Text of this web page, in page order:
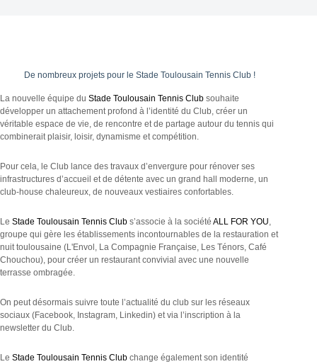
De nombreux projets pour le Stade Toulousain Tennis Club !
La nouvelle équipe du Stade Toulousain Tennis Club souhaite
développer un attachement profond à l’identité du Club, créer un
véritable espace de vie, de rencontre et de partage autour du tennis qui
combinerait plaisir, loisir, dynamisme et compétition.
Pour cela, le Club lance des travaux d’envergure pour rénover ses
infrastructures d’accueil et de détente avec un grand hall moderne, un
club-house chaleureux, de nouveaux vestiaires confortables.
Le Stade Toulousain Tennis Club s’associe à la société ALL FOR YOU
groupe qui gère les établissements incontournables de la restauration et
nuit toulousaine (L'Envol, La Compagnie Française, Les Ténors, Café
Chouchou), pour créer un restaurant convivial avec une nouvelle
terrasse ombragée.
On peut désormais suivre toute l’actualité du club sur les réseaux
sociaux (Facebook, Instagram, Linkedin) et via l’inscription à la
newsletter du Club.
Le Stade Toulousain Tennis Club change également son identité